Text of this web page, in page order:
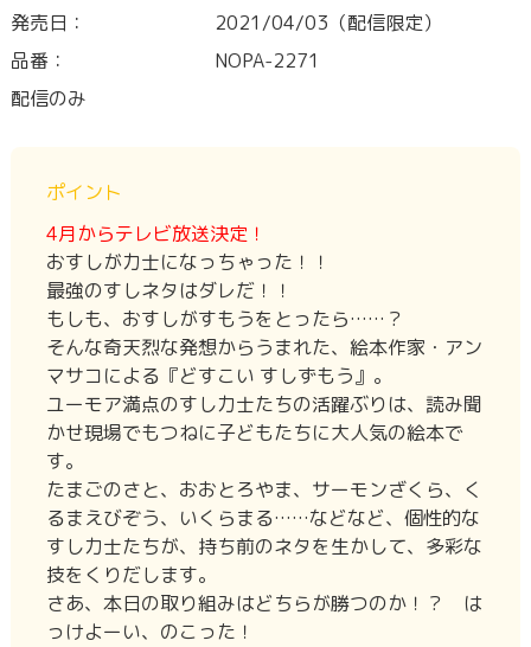
発売日：
2021/04/03（配信限定）
品番：
NOPA-2271
配信のみ
ポイント
4月からテレビ放送決定！
おすしが力士になっちゃった！！
最強のすしネタはダレだ！！
もしも、おすしがすもうをとったら……？
そんな奇天烈な発想からうまれた、絵本作家・アン
マサコによる『どすこい すしずもう』。
ユーモア満点のすし力士たちの活躍ぶりは、読み聞
かせ現場でもつねに子どもたちに大人気の絵本で
す。
たまごのさと、おおとろやま、サーモンざくら、く
るまえびぞう、いくらまる……などなど、個性的な
すし力士たちが、持ち前のネタを生かして、多彩な
技をくりだします。
さあ、本日の取り組みはどちらが勝つのか！？ は
っけよーい、のこった！